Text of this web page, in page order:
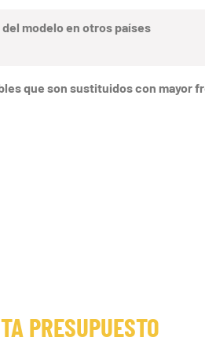
modelo en otros países
que son sustituidos con mayor
PRESUPUESTO